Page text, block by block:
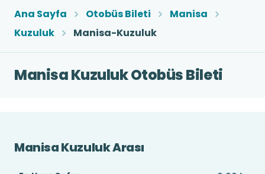
Ana Sayfa Otobüs Bileti
Manisa
Kuzuluk
Manisa-Kuzuluk
Manisa Kuzuluk Otobüs Bileti
Manisa Kuzuluk Arası